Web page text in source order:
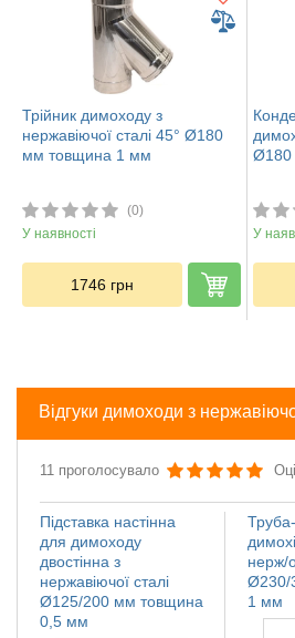
Трійник димоходу з
нержавіючої сталі 45° Ø180
мм товщина 1 мм
(0)
У наявності
1746 грн
У
Відгуки димоходи з
11 проголосувало
нерж/
Ø230/
1 мм
Підставка настінна
для димоходу
двостінна з
нержавіючої сталі
Ø125/200 мм товщина
0,5 мм